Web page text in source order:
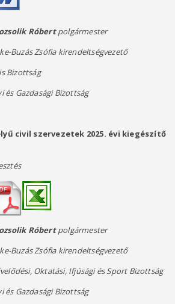
Róbertpolgármester
Buzás Zsófia kirendeltségvezető
Bizottság
Bizottság
civil szervezetek 2025. évi kiegészítő
Róbertpolgármester
Buzás Zsófia kirendeltségvezető
Oktatási, Ifjúsági és Sport Bizottság
Bizottság